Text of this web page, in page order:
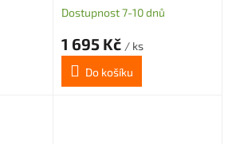
pro grafit průměr 5 R2,5
Dostupnost 7-10 dnů
1 695 Kč / ks
Do košíku